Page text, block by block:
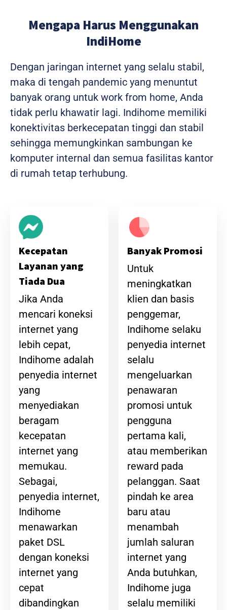
Mengapa Harus Menggunakan
IndiHome
Dengan jaringan internet yang selalu stabil,
maka di tengah pandemic yang menuntut
banyak orang untuk work from home, Anda
tidak perlu khawatir lagi. Indihome memiliki
konektivitas berkecepatan tinggi dan stabil
sehingga memungkinkan sambungan ke
komputer internal dan semua fasilitas kantor
di rumah tetap terhubung.
Kecepatan
Layanan yang
Tiada Dua
Jika Anda
mencari koneksi
internet yang
lebih cepat,
Indihome adalah
penyedia internet
yang
menyediakan
beragam
kecepatan
internet yang
memukau.
Sebagai,
penyedia internet,
Indihome
menawarkan
paket DSL
dengan koneksi
internet yang
cepat
dibandingkan
Banyak Promosi
Untuk
meningkatkan
klien dan basis
penggemar,
Indihome selaku
penyedia internet
selalu
mengeluarkan
penawaran
promosi untuk
pengguna
pertama kali,
atau memberikan
reward pada
pelanggan. Saat
pindah ke area
baru atau
menambah
jumlah saluran
internet yang
Anda butuhkan,
Indihome juga
selalu memiliki